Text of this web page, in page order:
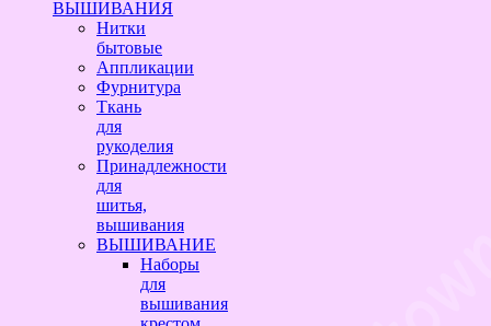
ВЫШИВАНИЯ
Нитки
бытовые
Аппликации
Фурнитура
Ткань
для
рукоделия
Принадлежности
для
шитья,
вышивания
ВЫШИВАНИЕ
Наборы
для
вышивания